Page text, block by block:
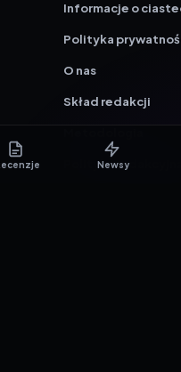
Informacje o
Polityka
O nas
Skład redakcji
Polityka redakcyjna
Newsy